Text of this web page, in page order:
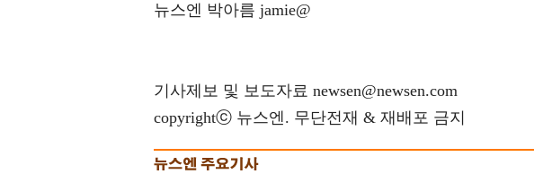
뉴스엔 박아름 jamie@
기사제보 및 보도자료 newsen@newsen.com
copyrightⓒ 뉴스엔. 무단전재 & 재배포 금지